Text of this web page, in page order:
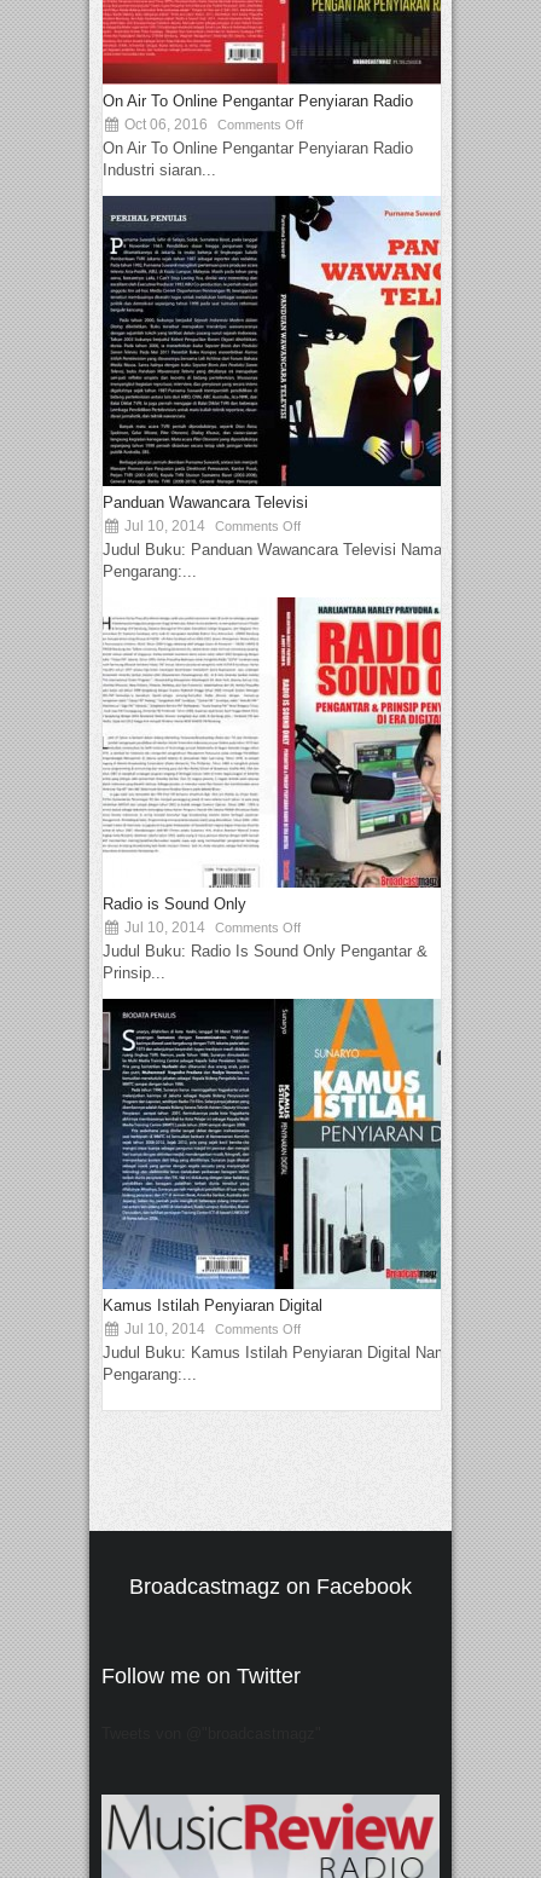
On Air To Online Pengantar Penyiaran Radio
Oct 06, 2016 Comments Off
On Air To Online Pengantar Penyiaran Radio
Industri siaran...
Panduan Wawancara Televisi
Jul 10, 2014 Comments Off
Judul Buku: Panduan Wawancara Televisi Nama
Pengarang:...
Radio is Sound Only
Jul 10, 2014 Comments Off
Judul Buku: Radio Is Sound Only Pengantar &
Prinsip...
Kamus Istilah Penyiaran Digital
Jul 10, 2014 Comments Off
Judul Buku: Kamus Istilah Penyiaran Digital Nama
Pengarang:...
Broadcastmagz on Facebook
Follow me on Twitter